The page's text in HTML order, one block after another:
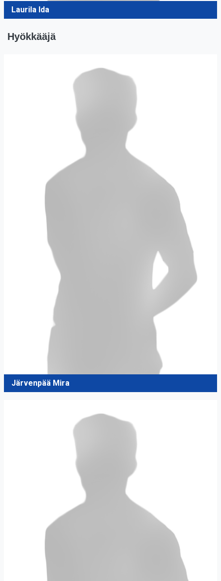
Laurila Ida
Hyökkääjä
Järvenpää Mira